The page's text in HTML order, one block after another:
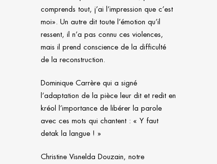
comprends tout, j’ai l’impression que c’est
moi». Un autre dit toute l’émotion qu’il
ressent, il n’a pas connu ces violences,
mais il prend conscience de la difficulté
de la reconstruction.
Dominique Carrère qui a signé
l’adaptation de la pièce leur dit et redit en
kréol l’importance de libérer la parole
avec ces mots qui chantent : « Y faut
detak la langue ! »
Christine Visnelda Douzain, notre